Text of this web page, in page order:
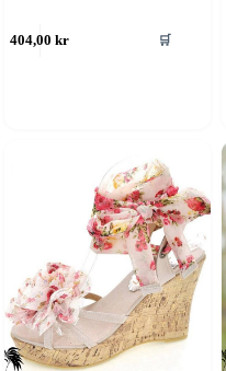
404,00kr 🛒